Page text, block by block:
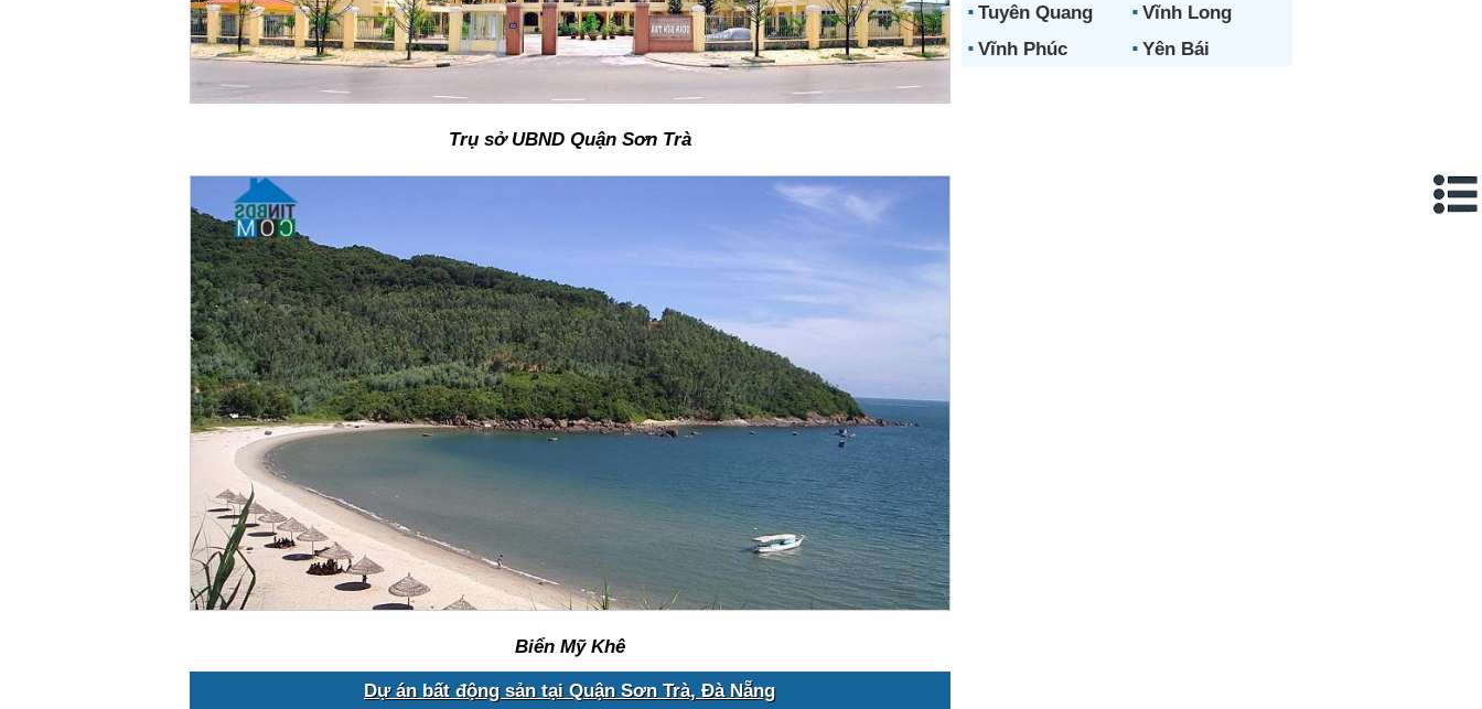
Trụ sở UBND Quận Sơn Trà
Biển Mỹ Khê
Dự án bất động sản tại Quận Sơn Trà, Đà Nẵng
Tuyên Quang
Vĩnh Long
Vĩnh Phúc
Yên Bái